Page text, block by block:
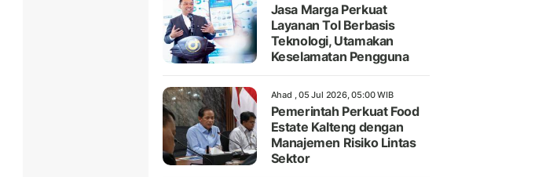
Jasa Marga Perkuat
Layanan Tol Berbasis
Teknologi, Utamakan
Keselamatan Pengguna
Ahad , 05 Jul 2026, 05:00 WIB
Pemerintah Perkuat Food
Estate Kalteng dengan
Manajemen Risiko Lintas
Sektor